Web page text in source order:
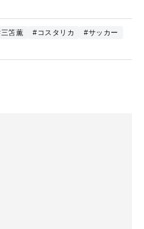
笘薫 #コスタリカ
#サッカー